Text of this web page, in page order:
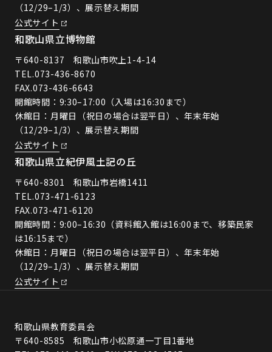
（12/29–1/3）、展示替え期間
公式サイト
和歌山県立博物館
〒640-8137 和歌山市吹上1-4-14
TEL.073-436-8670
FAX.073-436-6643
開館時間：9:30–17:00（入場は16:30まで）
休館日：月曜日（祝日の場合は翌平日）、年末年始
（12/29–1/3）、展示替え期間
公式サイト
和歌山県立紀伊風土記の丘
〒640-8301 和歌山市岩橋1411
TEL.073-471-6123
FAX.073-471-6120
開館時間：9:00–16:30（資料館入館は16:00まで、移築民家
は16:15まで）
休館日：月曜日（祝日の場合は翌平日）、年末年始
（12/29–1/3）、展示替え期間
公式サイト
和歌山県教育委員会
〒640-8585 和歌山市小松原通一丁目1番地